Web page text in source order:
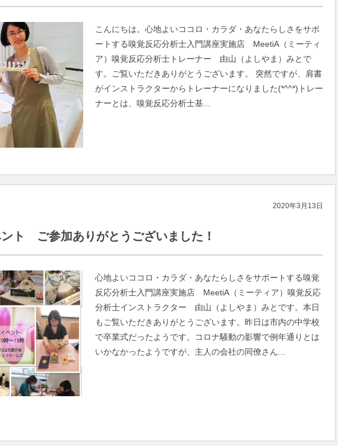
こんにちは。心地よいココロ・カラダ・あなたらしさをサポ
ートする嗅覚反応分析士入門講座実施店 MeetiA（ミーティ
ア）嗅覚反応分析士トレーナー 由山（よしやま）みとで
す。ご覧いただきありがとうございます。 突然ですが、肩書
がインストラクターからトレーナーになりました(*^^*)トレー
ナーとは、嗅覚反応分析士基...
2020年3月13日
ト ご参加ありがとうございました！
心地よいココロ・カラダ・あなたらしさをサポートする嗅覚
反応分析士入門講座実施店 MeetiA（ミーティア）嗅覚反応
分析士インストラクター 由山（よしやま）みとです。本日
もご覧いただきありがとうございます。昨日は市内の中学校
で卒業式だったようです。コロナ騒動の影響で例年通りとは
いかなかったようですが、主人の会社の同僚さん...